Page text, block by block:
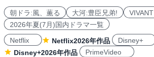
朝ドラ:風、薫る 大河:豊臣兄弟!
VIVANT
2026年夏(7月)国内ドラマ一覧
Netflix
Netflix2026年作品
Disney+
Disney+2026年作品
PrimeVideo